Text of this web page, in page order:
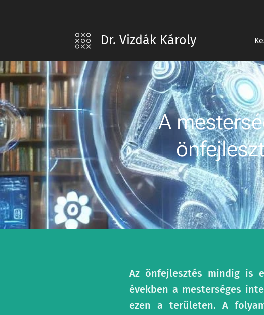
Dr. Vizdák Károly
A
Az önfejlesztés mindig is
években a mesterséges
ezen a területen. A